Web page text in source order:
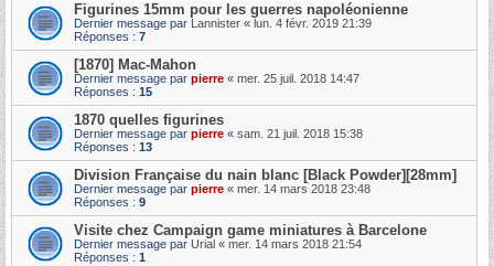
Figurines 15mm pour les guerres napoléonienne
Dernier message par Lannister « lun. 4 févr. 2019 21:39
Réponses : 7
[1870] Mac-Mahon
Dernier message par pierre « mer. 25 juil. 2018 14:47
Réponses : 15
1870 quelles figurines
Dernier message par pierre « sam. 21 juil. 2018 15:38
Réponses : 13
Division Française du nain blanc [Black Powder][28mm]
Dernier message par pierre « mer. 14 mars 2018 23:48
Réponses : 9
Visite chez Campaign game miniatures à Barcelone
Dernier message par Urial « mer. 14 mars 2018 21:54
Réponses : 1